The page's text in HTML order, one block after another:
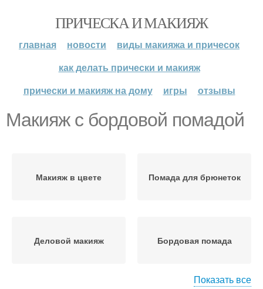
ПРИЧЕСКА И МАКИЯЖ
главная новости
виды макияжа и причесок
как делать прически и макияж
прически и макияж на дому
игры отзывы
Макияж с бордовой помадой
Макияж в цвете Помада для брюнеток
Деловой макияж Бордовая помада
Показать все